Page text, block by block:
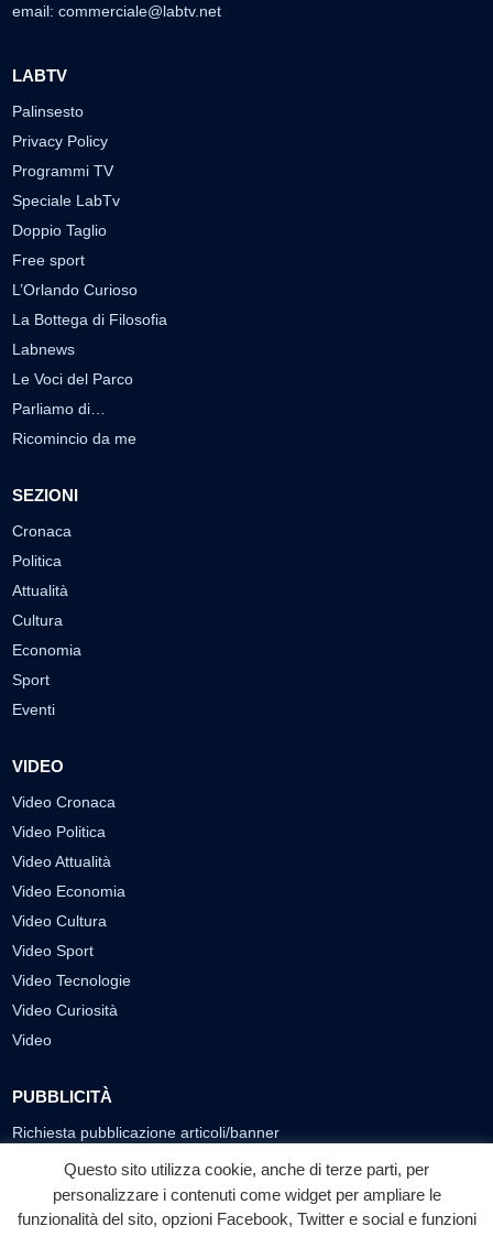
email: commerciale@labtv.net
LABTV
Palinsesto
Privacy Policy
Programmi TV
Speciale LabTv
Doppio Taglio
Free sport
L’Orlando Curioso
La Bottega di Filosofia
Labnews
Le Voci del Parco
Parliamo di…
Ricomincio da me
SEZIONI
Cronaca
Politica
Attualità
Cultura
Economia
Sport
Eventi
VIDEO
Video Cronaca
Video Politica
Video Attualità
Video Economia
Video Cultura
Video Sport
Video Tecnologie
Video Curiosità
Video
PUBBLICITÀ
Richiesta pubblicazione articoli/banner
SEGUICI SUI SOCIAL
f ◎ ▶
Questo sito utilizza cookie, anche di terze parti, per
personalizzare i contenuti come widget per ampliare le
funzionalità del sito, opzioni Facebook, Twitter e social e funzioni